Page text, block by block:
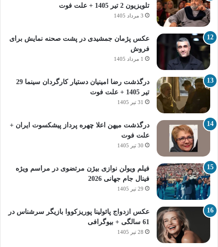
تلویزیون 2 تیر 1405 + علت فوت
3 مرداد 1405
عکس پژمان جمشیدی در پشت صحنه نمایش برای
فروش
1 مرداد 1405
درگذشت رضا امینیان دستیار کارگردان سینما 29
تیر 1405 + علت فوت
31 تیر 1405
درگذشت میهن اعلا چهره پرداز پیشکسوت ایران +
علت فوت
30 تیر 1405
فیلم ویولن نوازی بیژن مرتضوی در مراسم ویژه
فینال جام جهانی 2026
29 تیر 1405
عکس ازدواج پائولینا پوریزکووا بازیگر سرشناس در
61 سالگی + بیوگرافی
28 تیر 1405